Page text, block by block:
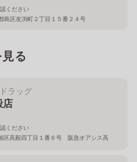
ください
島区友渕町２丁目１５番２４号
る
ラッグ
店
ください
区高殿四丁目１番６号 阪急オアシス高